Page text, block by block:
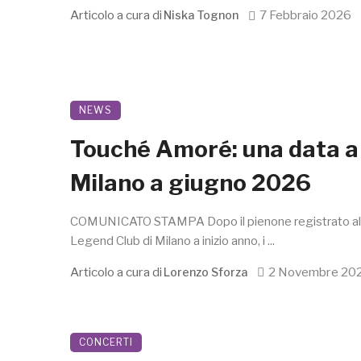
Articolo a cura di Niska Tognon 7 Febbraio 2026
NEWS
Touché Amoré: una data a
Milano a giugno 2026
COMUNICATO STAMPA Dopo il pienone registrato al
Legend Club di Milano a inizio anno, i ...
Articolo a cura di Lorenzo Sforza 2 Novembre
CONCERTI